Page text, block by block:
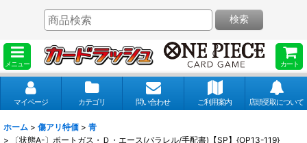
メニュー カート
検索
マイページ カテゴリ 問い合わせ ご利用案内 店頭受取について
ホーム > 傷アリ特価 > 青
>
〔状態A-〕ポートガス・Ｄ・エース(パラレル/手配書)【SP】{OP13-119}